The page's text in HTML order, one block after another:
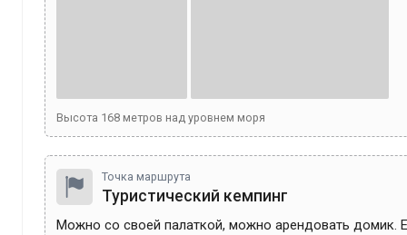
Высота 168 метров над уровнем моря
Точка маршрута
Туристический кемпинг
Можно со своей палаткой, можно арендовать домик.